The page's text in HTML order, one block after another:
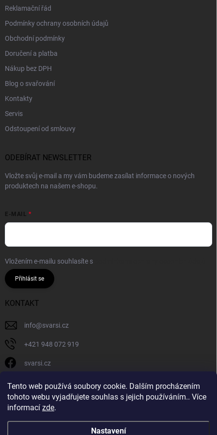
Tento web používá soubory cookie. Dalším procházením
tohoto webu vyjadřujete souhlas s jejich používáním.. Více
informací zde.
Nastavení
Reklamační řád
Podmínky ochrany osobních údajů
Obchodní podmínky
Doručení a platba
Nákup bez DPH
Blog o svařování
Kontakty
Servis
Odstoupení od smlouvy
ODEBÍRAT NEWSLETTER
Vložte svůj e-mail a my vám budeme zasílat informace o nových
produktech na našem e-shopu.
E-MAIL
Vložením e-mailu souhlasíte s
Přihlásit se
KONTAKT
info@svarsi.cz
+421 948 072 919
svarsi.cz
svarsi.cz